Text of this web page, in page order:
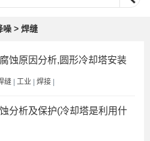
噪 > 焊缝
蚀原因分析,圆形冷却塔安装
缝 | 工业 | 焊接 |
分析及保护(冷却塔是利用什